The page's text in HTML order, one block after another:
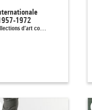
1972
d’art co…